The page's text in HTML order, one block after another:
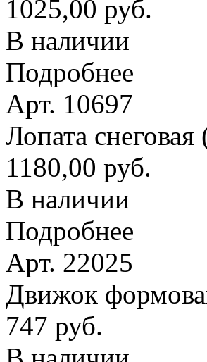
1025,00 руб.
В наличии
Подробнее
Арт. 10697
Лопата
1180,00 руб.
В наличии
Подробнее
Арт. 22025
Движок
747 руб.